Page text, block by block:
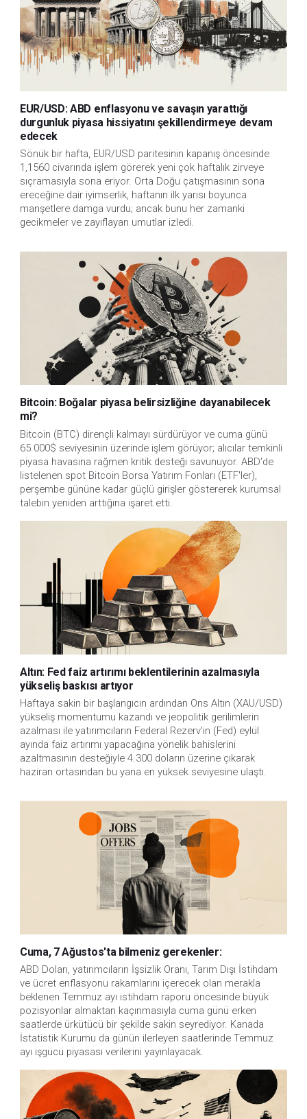
EUR/USD: ABD enflasyonu ve savaşın yarattığı
durgunluk piyasa hissiyatını şekillendirmeye devam
edecek
Sönük bir hafta, EUR/USD paritesinin kapanış öncesinde
1,1560 civarında işlem görerek yeni çok haftalık zirveye
sıçramasıyla sona eriyor. Orta Doğu çatışmasının sona
ereceğine dair iyimserlik, haftanın ilk yarısı boyunca
manşetlere damga vurdu; ancak bunu her zamanki
gecikmeler ve zayıflayan umutlar izledi.
Bitcoin: Boğalar piyasa belirsizliğine dayanabilecek
mi?
Bitcoin (BTC) dirençli kalmayı sürdürüyor ve cuma günü
65.000$ seviyesinin üzerinde işlem görüyor; alıcılar temkinli
piyasa havasına rağmen kritik desteği savunuyor. ABD'de
listelenen spot Bitcoin Borsa Yatırım Fonları (ETF'ler),
perşembe gününe kadar güçlü girişler göstererek kurumsal
talebin yeniden arttığına işaret etti.
Altın: Fed faiz artırımı beklentilerinin azalmasıyla
yükseliş baskısı artıyor
Haftaya sakin bir başlangıcın ardından Ons Altın (XAU/USD)
yükseliş momentumu kazandı ve jeopolitik gerilimlerin
azalması ile yatırımcıların Federal Rezerv'in (Fed) eylül
ayında faiz artırımı yapacağına yönelik bahislerini
azaltmasının desteğiyle 4.300 doların üzerine çıkarak
haziran ortasından bu yana en yüksek seviyesine ulaştı.
Cuma, 7 Ağustos'ta bilmeniz gerekenler:
ABD Doları, yatırımcıların İşsizlik Oranı, Tarım Dışı İstihdam
ve ücret enflasyonu rakamlarını içerecek olan merakla
beklenen Temmuz ayı istihdam raporu öncesinde büyük
pozisyonlar almaktan kaçınmasıyla cuma günü erken
saatlerde ürkütücü bir şekilde sakin seyrediyor. Kanada
İstatistik Kurumu da günün ilerleyen saatlerinde Temmuz
ayı işgücü piyasası verilerini yayınlayacak.